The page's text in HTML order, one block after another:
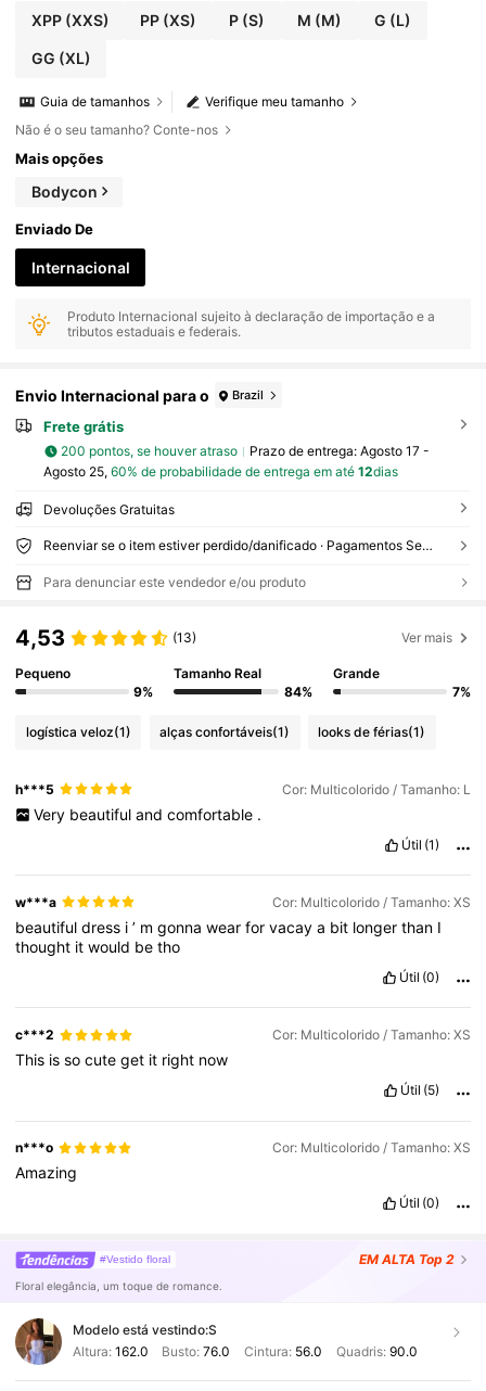
XPP(XXS) PP (XS) P (S) M (M) G (L)
GG (XL)
Verifique meu tamanho
Guia de tamanhos
Não é o seu tamanho? Conte-nos
Mais opções
Bodycon
Enviado De
Internacional
Produto Internacional sujeito à declaração de importação e a
tributos estaduais e federais.
Envio Internacional para o Brazil
Frete grátis
200 pontos, se houver atraso Prazo de entrega: Agosto 17 -
Agosto 25, 60% de probabilidade de entrega em até 12dias
Devoluções Gratuitas
Reenviar se o item estiver perdido/danificado · Pagamentos Seguros · Proteção de privacidade
Para denunciar este vendedor e/ou produto
4,53 (13) Ver mais
Pequeno
9%
Tamanho Real
84%
Grande
7%
logística veloz(1) alças confortáveis(1) looks de férias(1)
h***5 Cor: Multicolorido / Tamanho: L
Very beautiful and comfortable .
Útil (1)
w***a Cor: Multicolorido / Tamanho: XS
beautifuldress i’ mgonnawearforvacaya bit longerthan I
thought itwould betho
Útil (0)
c***2 Cor: Multicolorido / Tamanho: XS
This issocuteget it right now
Útil (5)
n***o Cor: Multicolorido / Tamanho: XS
Amazing
Útil (0)
#Vestido floral EM ALTA Top 2
Floral elegância, um toque de romance.
Modelo está vestindo:S
Altura: 162.0 Busto:76.0 Cintura: 56.0 Quadris: 90.0